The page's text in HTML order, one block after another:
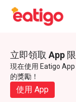
立即領取 App
現在使用 Eatigo
的獎勵！
使用 App